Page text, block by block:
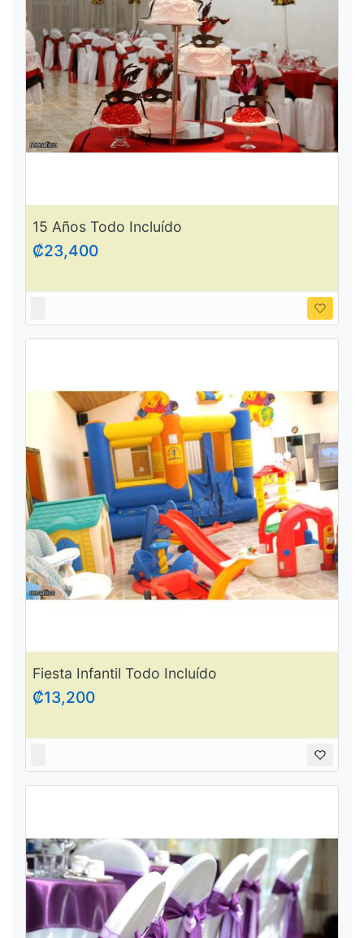
15 Años Todo Incluído
₡23,400
Fiesta Infantil Todo Incluído
₡13,200